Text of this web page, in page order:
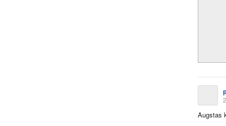
Augstas